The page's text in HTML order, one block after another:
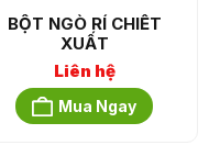
BỘT NGÒ RÍ CHIẾT
XUẤT
Liên hệ
Mua Ngay